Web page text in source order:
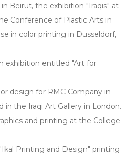
Beirut, the exhibition "Iraqis" at
Conference of Plastic Arts in
in color printing in Dusseldorf,
exhibition entitled "Art for
design for RMC Company in
in the Iraqi Art Gallery in London.
and printing at the College
Printing and Design" printing